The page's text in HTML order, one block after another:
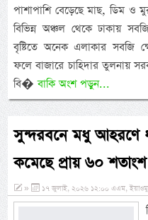
পাশাপাশি বেড়েছে মাছ, ডিম ও
বিভিন্ন অঞ্চল থেকে ঢাকায়
বৃষ্টিতে অনেক এলাকার সবজি
ফলে বাজারে চাহিদার তুলনায়
বি�বাকি অংশ পড়ুন...
সুন্দরবনে মধু আহরণে
কমেছে প্রায় ৬০ শতাংশ
» ১৭ জুলাই, ২০২৬ ১২:০০ এএম,